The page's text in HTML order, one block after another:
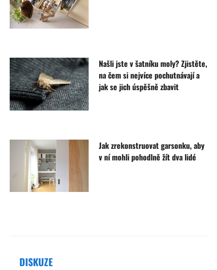
Našli jste v šatníku moly? Zjistěte,
na čem si nejvíce pochutnávají a
jak se jich úspěšně zbavit
Jak zrekonstruovat garsonku, aby
v ní mohli pohodlně žít dva lidé
DISKUZE